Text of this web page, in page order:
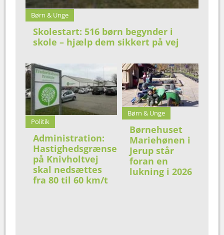
Børn & Unge
Skolestart: 516 børn begynder i
skole – hjælp dem sikkert på vej
Politik
Administration:
Hastighedsgrænse
på Knivholtvej
skal nedsættes
fra 80 til 60 km/t
Børn & Unge
Børnehuset
Mariehønen i
Jerup står
foran en
lukning i 2026